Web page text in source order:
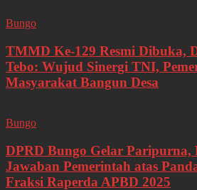
Bungo
TMMD Ke-129 Resmi Dibuka,
Tebo: Wujud Sinergi TNI,
Masyarakat Bangun Desa
Bungo
DPRD Bungo Gelar Paripurna,
Jawaban Pemerintah atas
Fraksi Raperda APBD 2025